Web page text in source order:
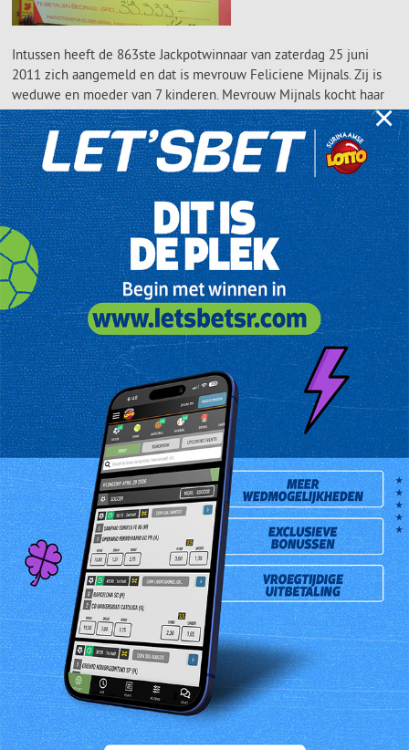
Intussen heeft de 863ste Jackpotwinnaar van zaterdag 25 juni
2011 zich aangemeld en dat is mevrouw Feliciene Mijnals. Zij is
weduwe en moeder van 7 kinderen. Mevrouw Mijnals kocht haar
winnend lot bij Anands Markt aan de Bonistraat # 163. Mevrouw
Mijnals had haar lot verlegd en het is haar gelukt om het lot,
voordat het vervallen is, terug te vinden. In eerste instantie dacht
mevrouw Mijnals dat ze 4 cijfers goed had en melde zij zich met
die veronderstelling aan bij het Lotto hoofdkantoor. Daar
aangemeld werd haar doorgegeven dat ze de jackpot van Srd.
33.333,- gewonnen had. Zij was heel erg blij met het uitstekende
nieuws. Mevrouw Mijnals is van plan met het geld haar huis te
renoveren, haar dochter Audrey Faria nam voor haar de cheque in
ontvangst.
532ste Jackpot levert de 870ste Jackpot winnaar op.
Deze wint SRD. 60.000,-
De 44 jarige meneer Afzalhoesein Moesafirhoesein is de 870ste
Jackpotwinnaar van zaterdag 30 juli 2011 en kocht zijn winnende
combinatie bij Sun Flower Supermarkt aan de Zinniastraat # 30.
De heer Moesafirhoesein was aan het werk en pakte de krant met
de bedoeling zijn lot te controleren. Tot zijn verbazing ondekte hij
dat alle 6 cijfers voorkwamen op zijn lot. Om overtuigd te zijn
vroeg de heer Moesafirhoesein een collega zijn lot nogmaals te
controleren. Hij is heel erg blij met het gewonnen bedrag en zal
daarmee zijn huis renoveren.
×